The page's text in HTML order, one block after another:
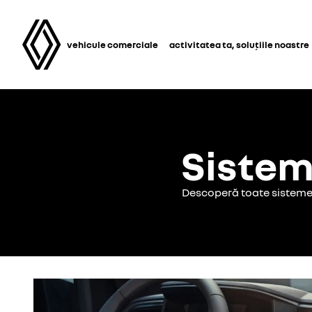
vehicule comerciale activitatea ta, soluțiile noastre
Descoperă toate